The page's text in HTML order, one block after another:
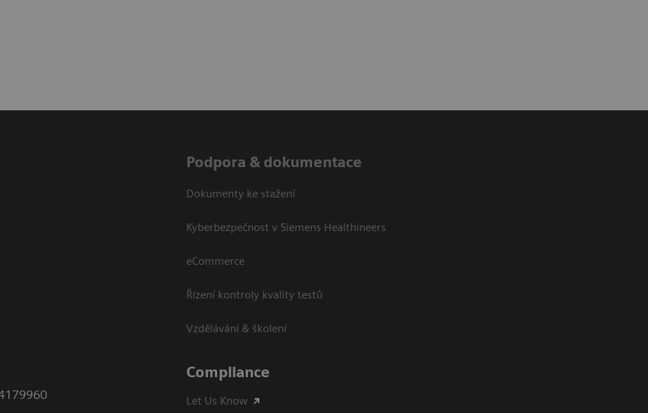
Podpora & dokumentace
Dokumenty ke stažení
Kyberbezpečnost v Siemens Healthineers
eCommerce
Řízení kontroly kvality testů
Vzdělávání & školení
Compliance
Let Us Know